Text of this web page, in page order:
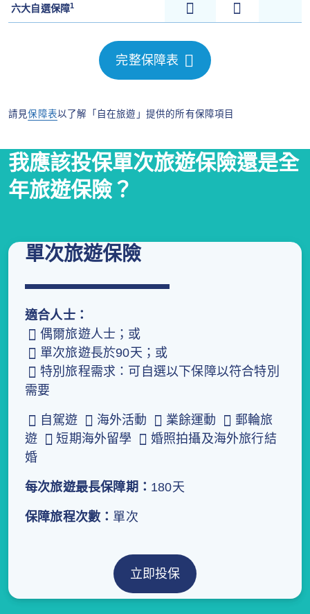
六大自選保障1
完整保障表
請見保障表以了解「自在旅遊」提供的所有保障項目
我應該投保單次旅遊保險還是全
年旅遊保險？
單次旅遊保險
適合人士：
偶爾旅遊人士；或
單次旅遊長於90天；或
特別旅程需求：可自選以下保障以符合特別
需要
自駕遊 海外活動 業餘運動
郵輪旅
遊
短期海外留學
婚照拍攝及海外旅行結
婚
每次旅遊最長保障期： 180天
保障旅程次數： 單次
立即投保